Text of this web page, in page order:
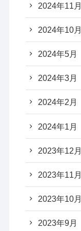
2024年11月
2024年10月
2024年5月
2024年3月
2024年2月
2024年1月
2023年12月
2023年11月
2023年10月
2023年9月